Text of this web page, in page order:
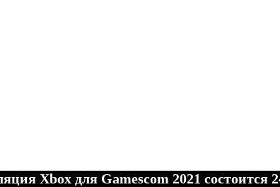
Xbox для Gamescom 2021 состоится